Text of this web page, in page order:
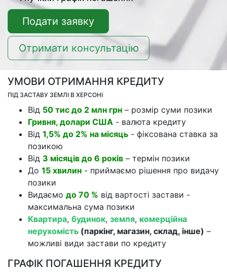
Подати заявку
Отримати консультацію
УМОВИ ОТРИМАННЯ КРЕДИТУ
ПІД ЗАСТАВУ ЗЕМЛІ В ХЕРСОНІ
Від 50 тис до 2 млн грн – розмір суми позики
Гривня, долари США - валюта кредиту
Від 1,5% до 2% на місяць - фіксована ставка за
позикою
Від 3 місяців до 6 років – термін позики
До 15 хвилин - приймаємо рішення про видачу
позики
Видаємо до 70 % від вартості застави -
максимальна сума позики
Квартира, будинок, земля, комерційна
нерухомість (паркінг, магазин, склад, інше) –
можливі види застави по кредиту
ГРАФІК ПОГАШЕННЯ КРЕДИТУ